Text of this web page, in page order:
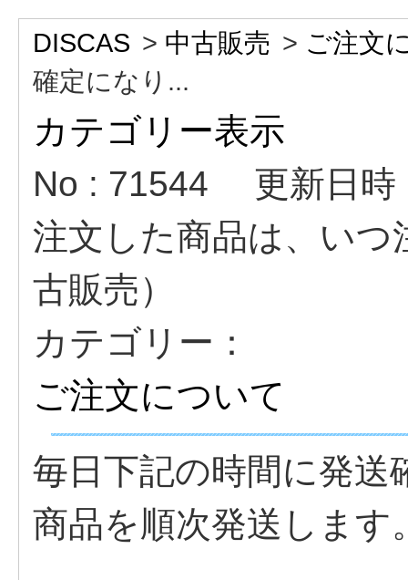
DISCAS > 中古販売 > ご注文
確定になり...
カテゴリー表示
No : 71544
更新日
注文した商品は、い
古販売）
カテゴリー：
ご注文について
毎日下記の時間に発送
商品を順